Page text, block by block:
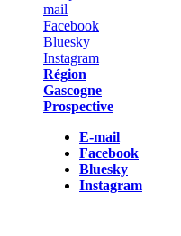
Région
Gascogne
Prospective
E-mail
Facebook
Bluesky
Instagram